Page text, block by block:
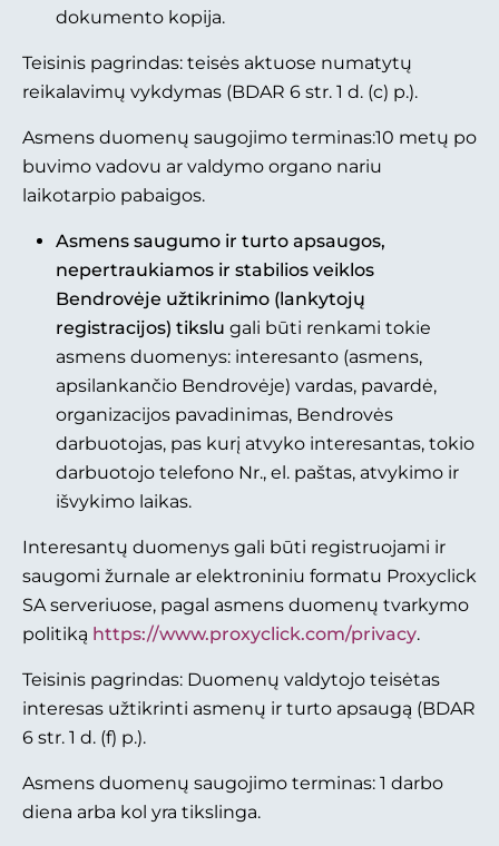
dokumento kopija.
Teisinis pagrindas: teisės aktuose numatytų
reikalavimų vykdymas (BDAR 6 str. 1 d. (c) p.).
Asmens duomenų saugojimo terminas:10 metų po
buvimo vadovu ar valdymo organo nariu
laikotarpio pabaigos.
Asmens saugumo ir turto apsaugos,
nepertraukiamos ir stabilios veiklos
Bendrovėje užtikrinimo (lankytojų
registracijos) tikslu gali būti renkami tokie
asmens duomenys: interesanto (asmens,
apsilankančio Bendrovėje) vardas, pavardė,
organizacijos pavadinimas, Bendrovės
darbuotojas, pas kurį atvyko interesantas, tokio
darbuotojo telefono Nr., el. paštas, atvykimo ir
išvykimo laikas.
Interesantų duomenys gali būti registruojami ir
saugomi žurnale ar elektroniniu formatu Proxyclick
SA serveriuose, pagal asmens duomenų tvarkymo
politiką https://www.proxyclick.com/privacy.
Teisinis pagrindas: Duomenų valdytojo teisėtas
interesas užtikrinti asmenų ir turto apsaugą (BDAR
6 str. 1 d. (f) p.).
Asmens duomenų saugojimo terminas: 1 darbo
diena arba kol yra tikslinga.